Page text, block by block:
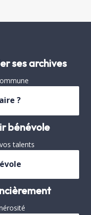
ses archives
?
bénévole
talents